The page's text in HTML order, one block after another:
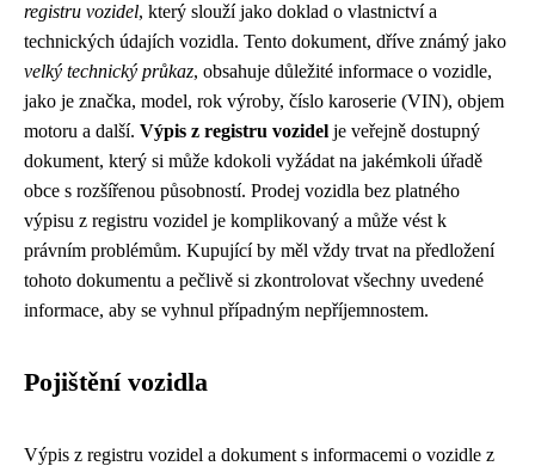
registru vozidel, který slouží jako doklad o vlastnictví a
technických údajích vozidla. Tento dokument, dříve známý jako
velký technický průkaz, obsahuje důležité informace o vozidle,
jako je značka, model, rok výroby, číslo karoserie (VIN), objem
motoru a další. Výpis z registru vozidel je veřejně dostupný
dokument, který si může kdokoli vyžádat na jakémkoli úřadě
obce s rozšířenou působností. Prodej vozidla bez platného
výpisu z registru vozidel je komplikovaný a může vést k
právním problémům. Kupující by měl vždy trvat na předložení
tohoto dokumentu a pečlivě si zkontrolovat všechny uvedené
informace, aby se vyhnul případným nepříjemnostem.
Pojištění vozidla
Výpis z registru vozidel a dokument s informacemi o vozidle z